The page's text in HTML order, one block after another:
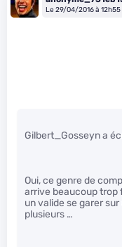
Le 29/04/2016 à 12h55
Gilbert_Gosseyn a
Oui, ce genre de
arrive beaucoup trop
un valide se garer
plusieurs …